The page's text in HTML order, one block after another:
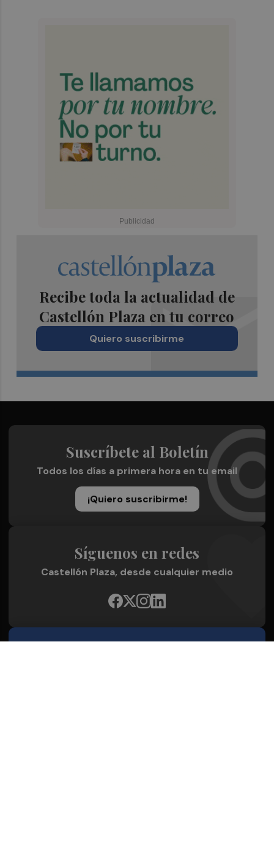
Recibe toda la actualidad de
Castellón Plaza en tu correo
Quiero suscribirme
Suscríbete al Boletín
Todos los días a primera hora en tu email
¡Quiero suscribirme!
Síguenos en redes
Castellón Plaza, desde cualquier medio